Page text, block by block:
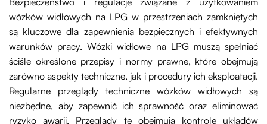
wózków widłowych na LPG w przestrzeniach zamkniętych
są kluczowe dla zapewnienia bezpiecznych i efektywnych
warunków pracy. Wózki widłowe na LPG muszą spełniać
ściśle określone przepisy i normy prawne, które obejmują
zarówno aspekty techniczne, jak i procedury ich eksploatacji.
Regularne przeglądy techniczne wózków widłowych są
niezbędne, aby zapewnić ich sprawność oraz eliminować
ryzyko awarii. Przeglądy te obejmują kontrolę układów